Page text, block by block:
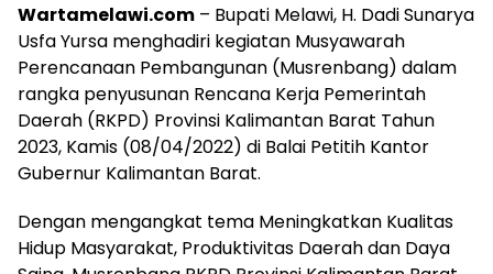
Wartamelawi.com – Bupati Melawi, H. Dadi Sunarya
Usfa Yursa menghadiri kegiatan Musyawarah
Perencanaan Pembangunan (Musrenbang) dalam
rangka penyusunan Rencana Kerja Pemerintah
Daerah (RKPD) Provinsi Kalimantan Barat Tahun
2023, Kamis (08/04/2022) di Balai Petitih Kantor
Gubernur Kalimantan Barat.
Dengan mengangkat tema Meningkatkan Kualitas
Hidup Masyarakat, Produktivitas Daerah dan Daya